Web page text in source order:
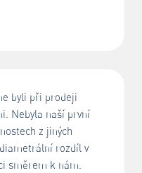
byli při prodeji
Nebyla naší první
z jiných
rozdíl v
směrem k nám.